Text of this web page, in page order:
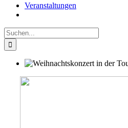
Veranstaltungen
Suche
nach: